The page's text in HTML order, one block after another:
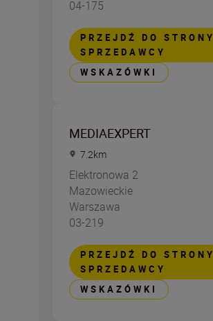
04-175
PRZEJDŹ DO STRONY
SPRZEDAWCY
WSKAZÓWKI
MEDIAEXPERT
7.2km
Elektronowa 2
Mazowieckie
Warszawa
03-219
PRZEJDŹ DO STRONY
SPRZEDAWCY
WSKAZÓWKI